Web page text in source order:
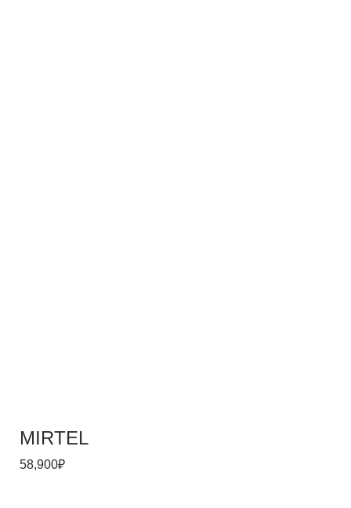
MIRTEL
58,900₽